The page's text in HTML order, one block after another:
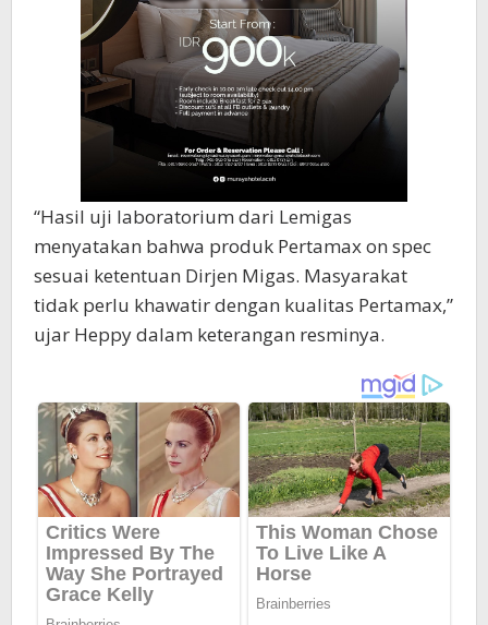
“Hasil uji laboratorium dari Lemigas
menyatakan bahwa produk Pertamax on spec
sesuai ketentuan Dirjen Migas. Masyarakat
tidak perlu khawatir dengan kualitas Pertamax,”
ujar Heppy dalam keterangan resminya.